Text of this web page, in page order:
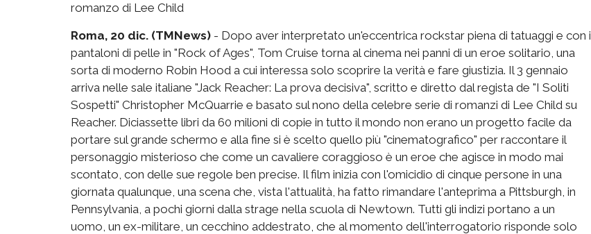
romanzo di Lee Child
Roma, 20 dic. (TMNews) - Dopo aver interpretato un'eccentrica rockstar piena di tatuaggi e con i
pantaloni di pelle in "Rock of Ages", Tom Cruise torna al cinema nei panni di un eroe solitario, una
sorta di moderno Robin Hood a cui interessa solo scoprire la verità e fare giustizia. Il 3 gennaio
arriva nelle sale italiane "Jack Reacher: La prova decisiva", scritto e diretto dal regista de "I Soliti
Sospetti" Christopher McQuarrie e basato sul nono della celebre serie di romanzi di Lee Child su
Reacher. Diciassette libri da 60 milioni di copie in tutto il mondo non erano un progetto facile da
portare sul grande schermo e alla fine si è scelto quello più "cinematografico" per raccontare il
personaggio misterioso che come un cavaliere coraggioso è un eroe che agisce in modo mai
scontato, con delle sue regole ben precise. Il film inizia con l'omicidio di cinque persone in una
giornata qualunque, una scena che, vista l'attualità, ha fatto rimandare l'anteprima a Pittsburgh, in
Pennsylvania, a pochi giorni dalla strage nella scuola di Newtown. Tutti gli indizi portano a un
uomo, un ex-militare, un cecchino addestrato, che al momento dell'interrogatorio risponde solo